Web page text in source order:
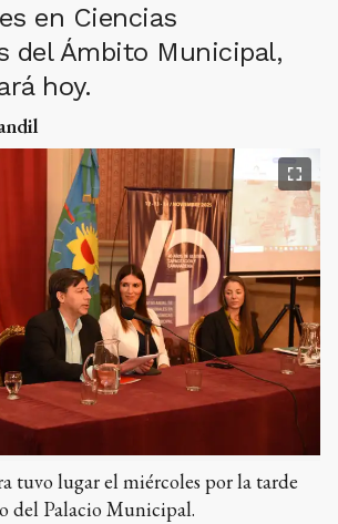
en Ciencias
del Ámbito Municipal,
hoy.
tuvo lugar el miércoles por la tarde
del Palacio Municipal.